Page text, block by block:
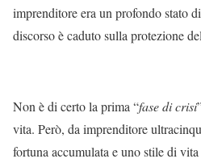
imprenditore era un profondo stato
discorso è caduto sulla protezione
Non è di certo la prima “fase di crisi
vita. Però, da imprenditore
fortuna accumulata e uno stile di